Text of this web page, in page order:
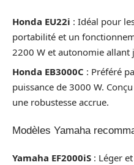
Honda EU22i : Idéal pour
portabilité et un
2200 W et autonomie allant
Honda EB3000C : Préféré
puissance de 3000 W.
une robustesse accrue.
Modèles Yamaha
Yamaha EF2000iS : Léger